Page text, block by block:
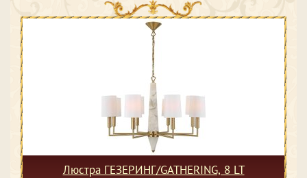
Люстра ГЕЗЕРИНГ/GATHERING, 8 LT